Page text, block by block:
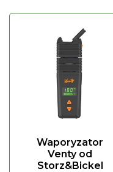
Waporyzator
Venty od
Storz&Bickel